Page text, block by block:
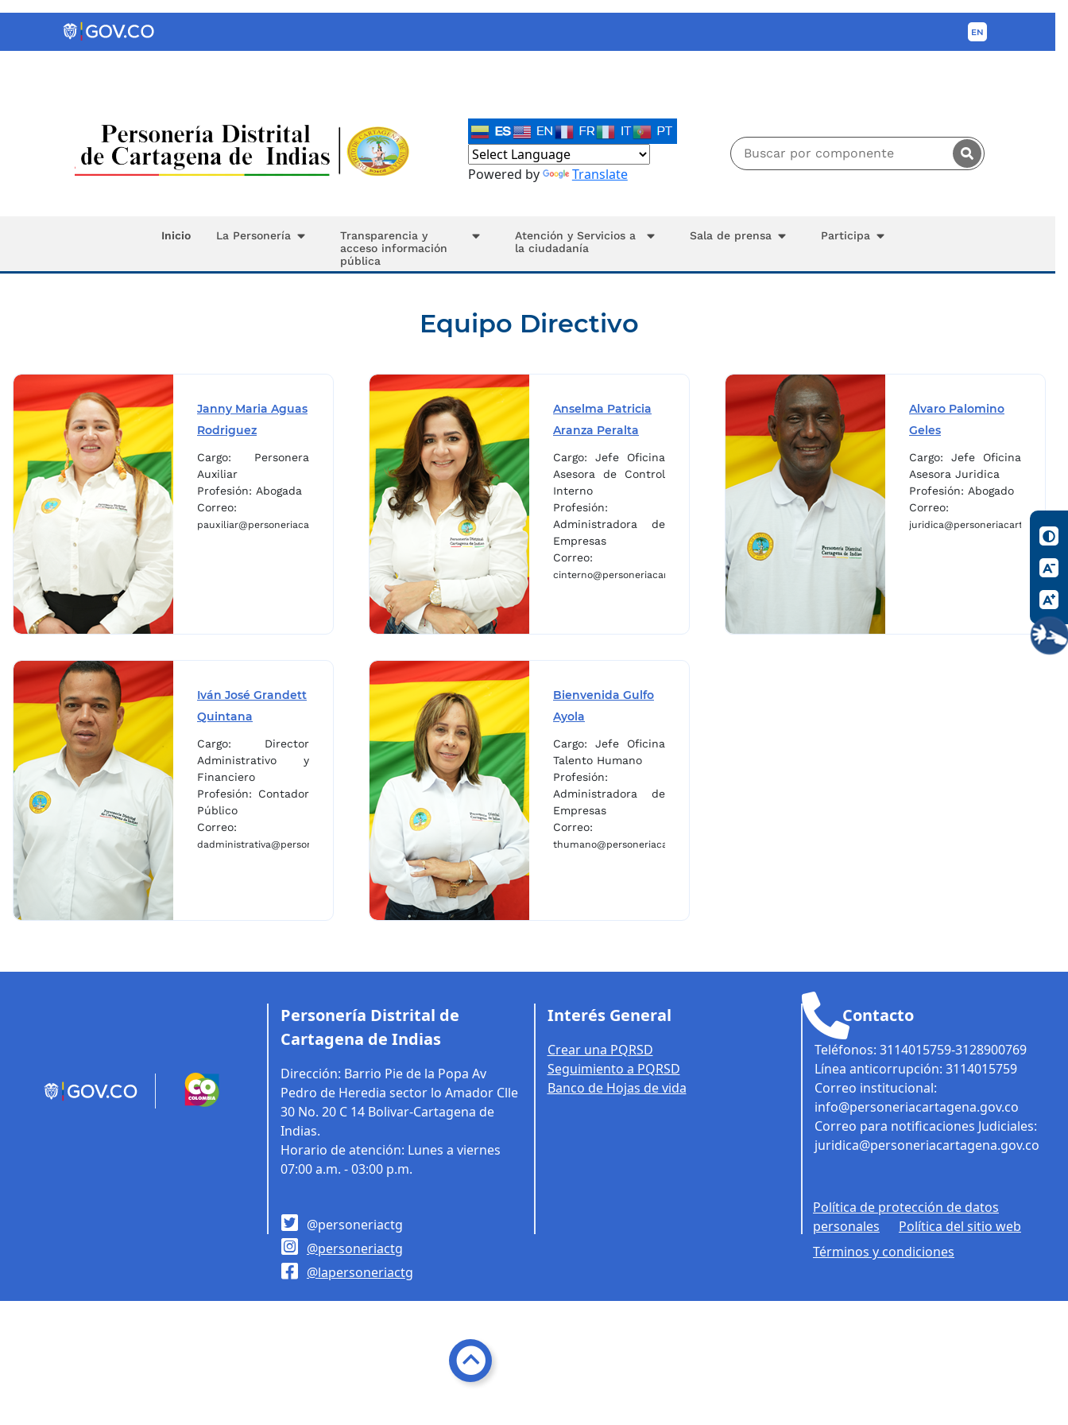
Powered by Translate
Inicio La Personería
Transparencia y
acceso información
pública
Atención y Servicios a
la ciudadanía
Sala de prensa Participa
Equipo Directivo
Janny Maria Aguas
Rodriguez
Cargo: Personera
Auxiliar
Profesión: Abogada
Correo:
pauxiliar@personeriacartagena.gov.co
Anselma Patricia
Aranza Peralta
Cargo: Jefe Oficina
Asesora de Control
Interno
Profesión:
Administradora de
Empresas
Correo:
cinterno@personeriacartagena.gov.co
Alvaro Palomino
Geles
Cargo: Jefe Oficina
Asesora Juridica
Profesión: Abogado
Correo:
Iván José Grandett
Quintana
Cargo: Director
Administrativo y
Financiero
Profesión: Contador
Público
Correo:
dadministrativa@personeriacartagena.gov.co
Bienvenida Gulfo
Ayola
Cargo: Jefe Oficina
Talento Humano
Profesión:
Administradora de
Empresas
Correo:
thumano@personeriacartagena.gov.co
Personería Distrital de
Cartagena de Indias
Dirección: Barrio Pie de la Popa Av
Pedro de Heredia sector lo Amador Clle
30 No. 20 C 14 Bolivar-Cartagena de
Indias.
Horario de atención: Lunes a viernes
07:00 a.m. - 03:00 p.m.
@personeriactg
@personeriactg
@lapersoneriactg
Interés General
Crear una PQRSD
Seguimiento a PQRSD
Banco de Hojas de vida
Contacto
Teléfonos: 3114015759-3128900769
Línea anticorrupción: 3114015759
Correo institucional:
info@personeriacartagena.gov.co
Correo para notificaciones Judiciales:
juridica@personeriacartagena.gov.co
Política de protección de datos
personales
Política del sitio web
Términos y condiciones